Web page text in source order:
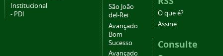
Institucional
- PDI
São João
del-Rei
Avançado
Bom
Sucesso
Avançado
O que é?
Assine
Consulte